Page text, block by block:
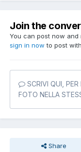
Join the
You can post now
sign in now to post
SCRIVI QUI, PER
FOTO NELLA
Share